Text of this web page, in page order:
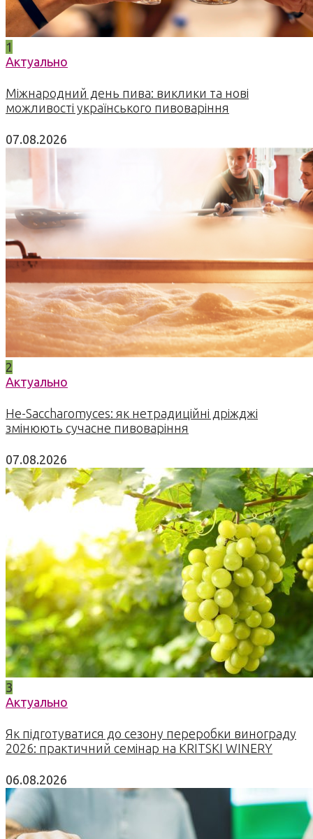
1
Актуально
Міжнародний день пива: виклики та нові
можливості українського пивоваріння
07.08.2026
2
Актуально
Не-Saccharomyces: як нетрадиційні дріжджі
змінюють сучасне пивоваріння
07.08.2026
3
Актуально
Як підготуватися до сезону переробки винограду
2026: практичний семінар на KRITSKI WINERY
06.08.2026